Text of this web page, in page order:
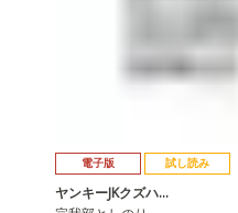
電子版 試し読み
ヤンキーJKクズハ…